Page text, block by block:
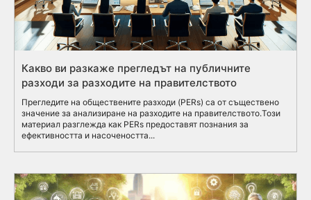
Какво ви разкаже прегледът на публичните
разходи за разходите на правителството
Прегледите на обществените разходи (PERs) са от съществено
значение за анализиране на разходите на правителството.Този
материал разглежда как PERs предоставят познания за
ефективността и насочеността...